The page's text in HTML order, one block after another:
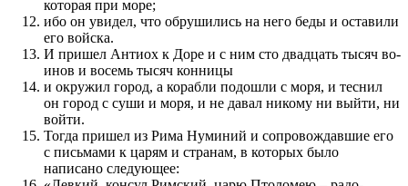
которая при море;
ибо он увидел, что обрушились на него беды и оставили
его войска.
И при­шел Антиох к Доре и с ним сто двадцать тысяч во­
инов и восемь тысяч кон­ницы
и окружил город, а корабли подошли с моря, и теснил
он город с суши и моря, и не давал никому ни выйти, ни
войти.
Тогда при­шел из Рима Нуминий и сопровождав­шие его
с письмами к царям и странам, в которых было
написано следу­ю­щее: